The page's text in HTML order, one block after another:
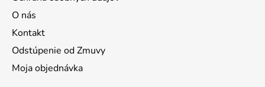
O nás
Kontakt
Odstúpenie od Zmuvy
Moja objednávka